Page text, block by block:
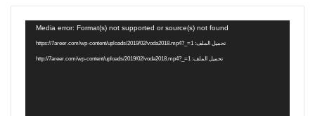
Media error: Format(s) not supported or source(s) not found
تحميل الملف: https://7areer.com/wp-content/uploads/2019/02/voda2018.mp4?_=1
تحميل الملف: http://7areer.com/wp-content/uploads/2019/02/voda2018.mp4?_=1